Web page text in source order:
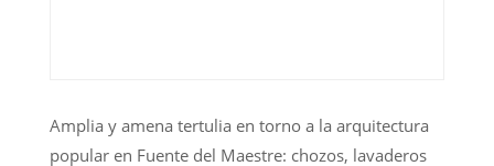
Amplia y amena tertulia en torno a la arquitectura
popular en Fuente del Maestre: chozos, lavaderos